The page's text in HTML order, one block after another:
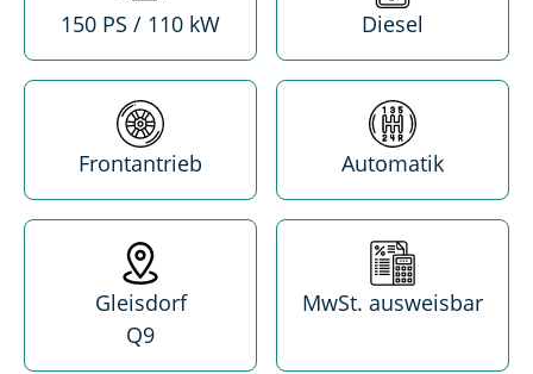
150 PS / 110 kW Diesel
Antrieb
Frontantrieb
Getriebe
Automatik
Standort
Gleisdorf
Q9
MwSt.
MwSt. ausweisbar